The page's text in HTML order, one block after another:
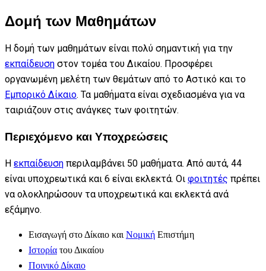
Δομή των Μαθημάτων
Η δομή των μαθημάτων είναι πολύ σημαντική για την
εκπαίδευση στον τομέα του Δικαίου. Προσφέρει
οργανωμένη μελέτη των θεμάτων από το Αστικό και το
Εμπορικό Δίκαιο. Τα μαθήματα είναι σχεδιασμένα για να
ταιριάζουν στις ανάγκες των φοιτητών.
Περιεχόμενο και Υποχρεώσεις
Η εκπαίδευση περιλαμβάνει 50 μαθήματα. Από αυτά, 44
είναι υποχρεωτικά και 6 είναι εκλεκτά. Οι φοιτητές πρέπει
να ολοκληρώσουν τα υποχρεωτικά και εκλεκτά ανά
εξάμηνο.
Εισαγωγή στο Δίκαιο και Νομική Επιστήμη
Ιστορία του Δικαίου
Ποινικό Δίκαιο